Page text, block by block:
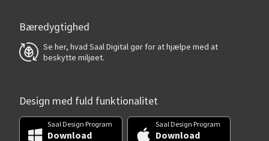
Bæredygtighed
Se her, hvad Saal Digital gør for at hjælpe med at
beskytte miljøet.
Design med fuld funktionalitet
Saal Design Program
Download
Saal Design Program
Download